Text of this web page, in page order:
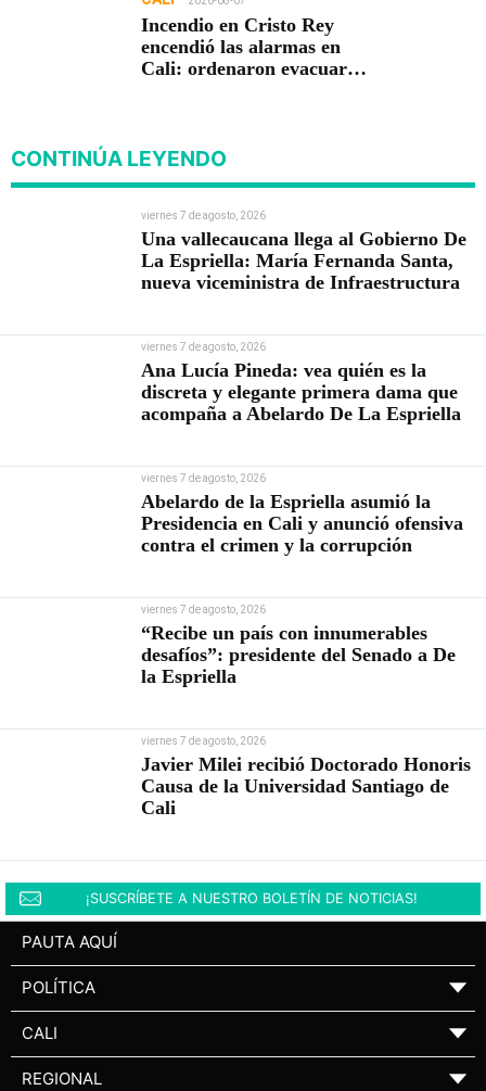
Incendio en Cristo Rey
encendió las alarmas en
Cali: ordenaron evacuar
CONTINÚA LEYENDO
viernes 7 de agosto, 2026
Una vallecaucana llega al Gobierno De
La Espriella: María Fernanda Santa,
nueva viceministra de Infraestructura
viernes 7 de agosto, 2026
Ana Lucía Pineda: vea quién es la
discreta y elegante primera dama que
acompaña a Abelardo De La Espriella
viernes 7 de agosto, 2026
Abelardo de la Espriella asumió la
Presidencia en Cali y anunció ofensiva
contra el crimen y la corrupción
viernes 7 de agosto, 2026
“Recibe un país con innumerables
desafíos”: presidente del Senado a De
la Espriella
viernes 7 de agosto, 2026
Javier Milei recibió Doctorado Honoris
Causa de la Universidad Santiago de
Cali
¡SUSCRÍBETE A NUESTRO BOLETÍN DE NOTICIAS!
PAUTA AQUÍ
POLÍTICA ▼
CALI ▼
REGIONAL ▼